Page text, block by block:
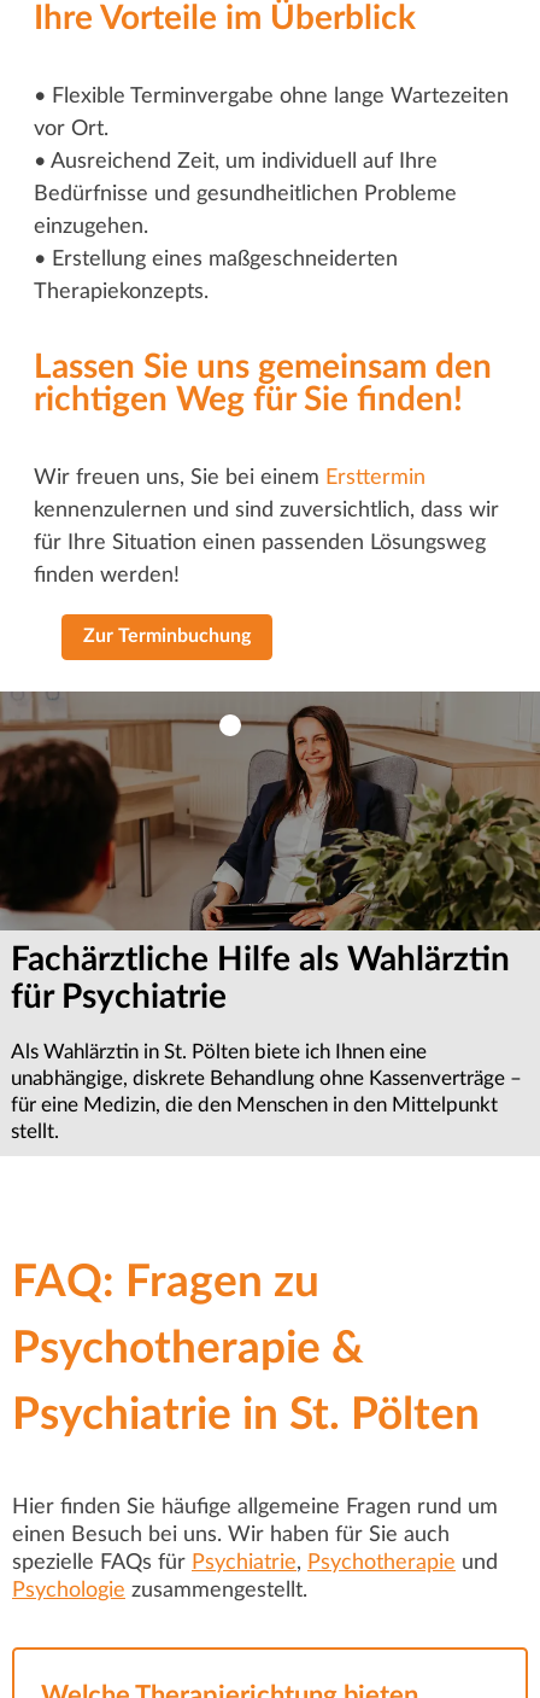
Ihre Vorteile im Überblick
• Flexible Terminvergabe ohne lange Wartezeiten
vor Ort.
• Ausreichend Zeit, um individuell auf Ihre
Bedürfnisse und gesundheitlichen Probleme
einzugehen.
• Erstellung eines maßgeschneiderten
Therapiekonzepts.
Lassen Sie uns gemeinsam den
richtigen Weg für Sie finden!
Wir freuen uns, Sie bei einem Ersttermin
kennenzulernen und sind zuversichtlich, dass wir
für Ihre Situation einen passenden Lösungsweg
finden werden!
Zur Terminbuchung
Fachärztliche Hilfe als Wahlärztin
für Psychiatrie
Als Wahlärztin in St. Pölten biete ich Ihnen eine
unabhängige, diskrete Behandlung ohne Kassenverträge –
für eine Medizin, die den Menschen in den Mittelpunkt
stellt.
Terminvereinbarung &
Erstgespräch anfragen
Ob für Psychiatrie, Psychotherapie oder Psychologie – wir
bemühen uns um eine zeitnahe Terminvergabe.
Kontaktieren Sie uns für ein Erstgespräch in unserer Praxis
im Zentrum von St. Pölten.
Wichtige Informationen zur
Termin-Absageregelung
Sollten Sie einen Termin einmal nicht wahrnehmen können,
bitten wir um eine rechtzeitige Absage. Dies ermöglicht es
uns, den frei gewordenen Platz anderen Patientinnen oder
Patienten in dringenden Notfällen kurzfristig zur
Verfügung zu stellen.
FAQ: Fragen zu
Psychotherapie &
Psychiatrie in St. Pölten
Hier finden Sie häufige allgemeine Fragen rund um
einen Besuch bei uns. Wir haben für Sie auch
spezielle FAQs für Psychiatrie, Psychotherapie und
Psychologie zusammengestellt.